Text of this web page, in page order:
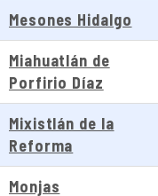
Mesones Hidalgo
Miahuatlán de
Porfirio Díaz
Mixistlán de la
Reforma
Monjas